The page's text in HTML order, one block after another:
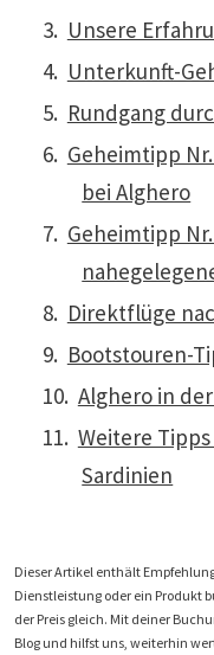
Unsere
Unterkunft-
Rundgang
Geheimtipp
bei Alghero
Geheimtipp
Direktflüge
Bootstouren-
Alghero in
Weitere
Sardinien
Dieser Artikel enthält
Dienstleistung oder ein Produkt
der Preis gleich. Mit deiner
Blog und hilfst uns, weiterhin